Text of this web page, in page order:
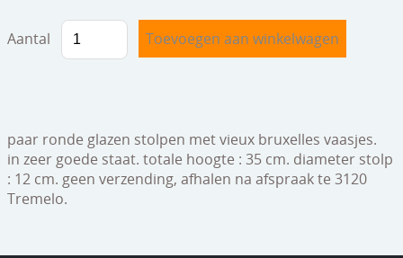
Aantal
paar ronde glazen stolpen met vieux bruxelles vaasjes.
in zeer goede staat. totale hoogte : 35 cm. diameter stolp
: 12 cm. geen verzending, afhalen na afspraak te 3120
Tremelo.